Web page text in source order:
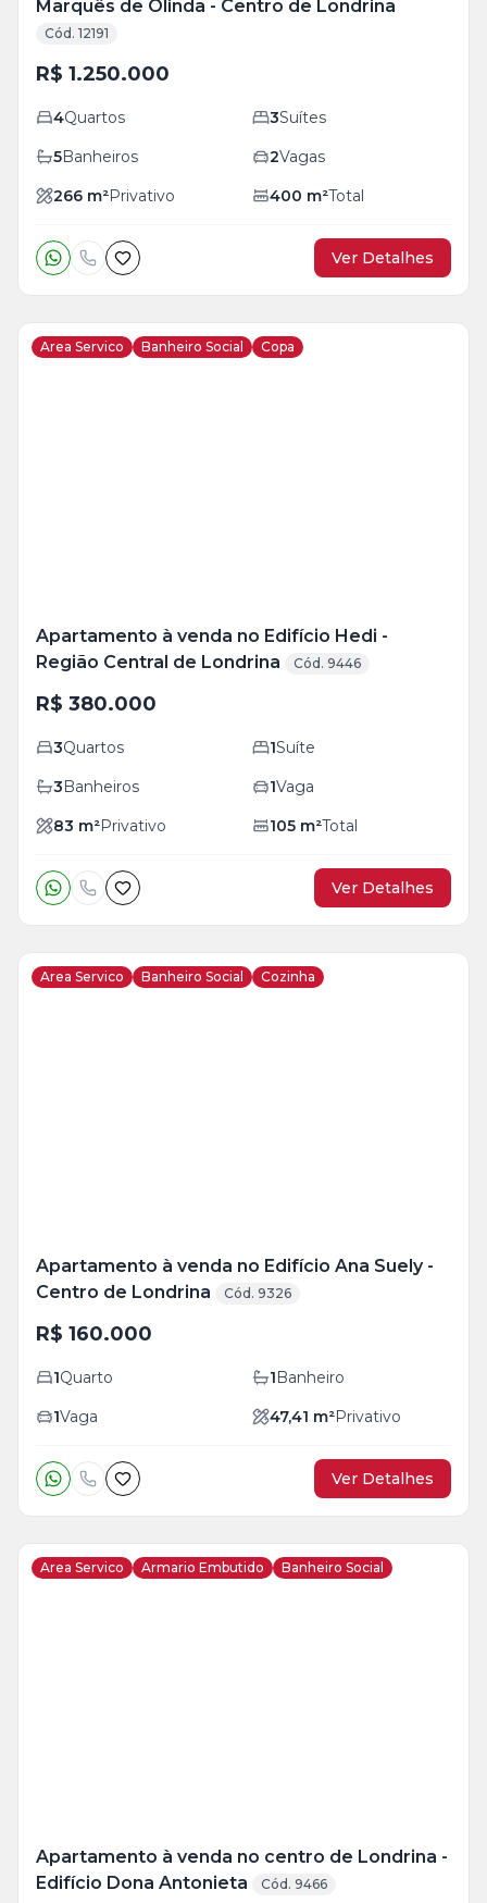
Marquês de Olinda - Centro de Londrina
Cód. 12191
R$ 1.250.000
4Quartos 3Suítes
5Banheiros 2Vagas
266 m²Privativo 400 m²Total
Ver Detalhes
Area Servico Banheiro Social Copa
Apartamento à venda no Edifício Hedi -
Região Central de Londrina
Cód. 9446
R$ 380.000
3Quartos 1Suíte
3Banheiros 1Vaga
83 m²Privativo 105 m²Total
Ver Detalhes
Area Servico Banheiro Social Cozinha
Apartamento à venda no Edifício Ana Suely -
Centro de Londrina
Cód. 9326
R$ 160.000
1Quarto 1Banheiro
1Vaga 47,41 m²Privativo
Ver Detalhes
Area Servico Armario Embutido Banheiro Social
Apartamento à venda no centro de Londrina -
Edifício Dona Antonieta
Cód. 9466